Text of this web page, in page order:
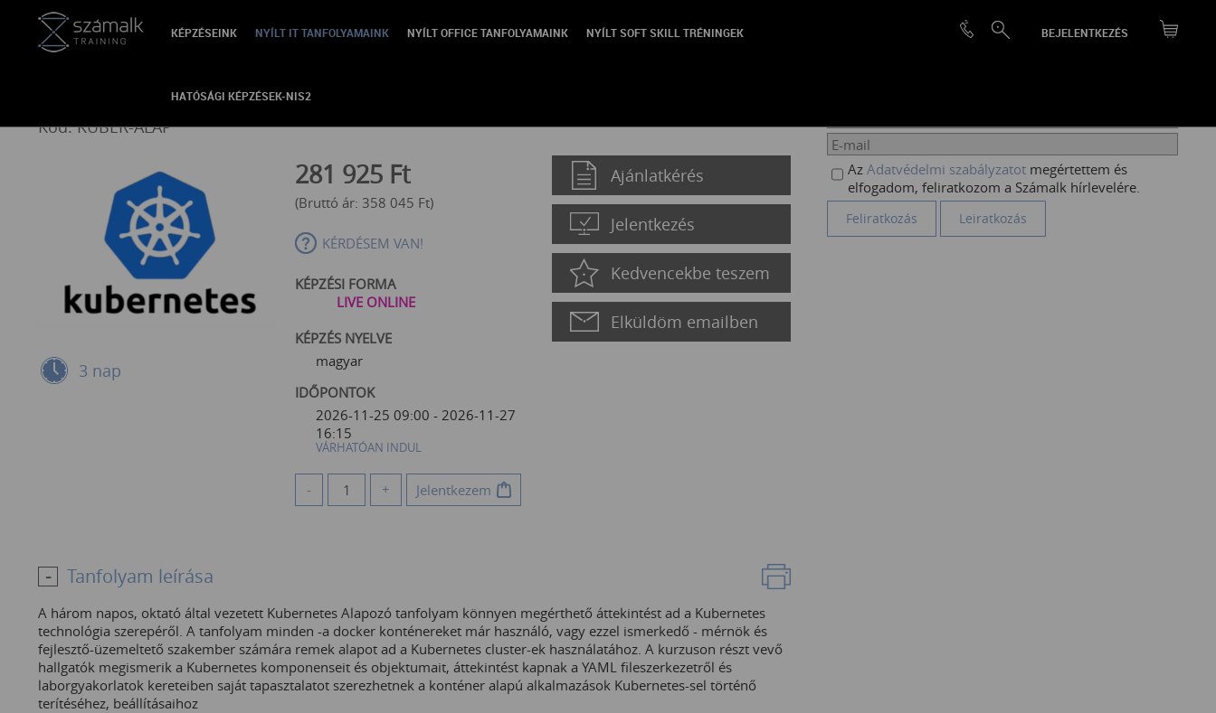
BEJELENTKEZÉS
KÉPZÉSEINK NYÍLT IT TANFOLYAMAINK NYÍLT OFFICE TANFOLYAMAINK NYÍLT SOFT SKILL TRÉNINGEK
HATÓSÁGI KÉPZÉSEK-NIS2
VISSZA
Kubernetes alapozó
Kód: KUBER-ALAP
3 nap
281 925 Ft
(Bruttó ár: 358 045 Ft)
KÉRDÉSEM VAN!
KÉPZÉSI FORMA
LIVE ONLINE
KÉPZÉS NYELVE
magyar
IDŐPONTOK
2026-11-25 09:00 - 2026-11-27
16:15
VÁRHATÓAN INDUL
- + Jelentkezem
Ajánlatkérés
Jelentkezés
Kedvencekbe teszem
Elküldöm emailben
Tanfolyam leírása
A három napos, oktató által vezetett Kubernetes Alapozó tanfolyam könnyen megérthető áttekintést ad a Kubernetes
technológia szerepéről. A tanfolyam minden -a docker konténereket már használó, vagy ezzel ismerkedő - mérnök és
fejlesztő-üzemeltető szakember számára remek alapot ad a Kubernetes cluster-ek használatához. A kurzuson részt vevő
hallgatók megismerik a Kubernetes komponenseit és objektumait, áttekintést kapnak a YAML fileszerkezetről és
laborgyakorlatok kereteiben saját tapasztalatot szerezhetnek a konténer alapú alkalmazások Kubernetes-sel történő
terítéséhez, beállításaihoz
Az Adatvédelmi szabályzatot megértettem és
elfogadom, feliratkozom a Számalk hírlevelére.